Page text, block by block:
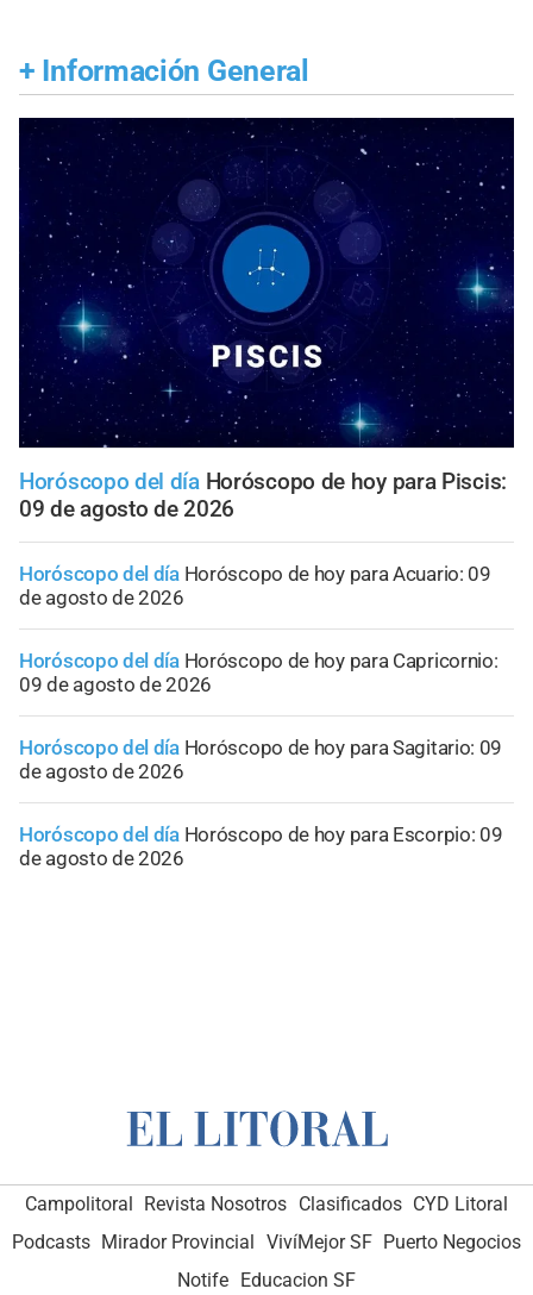
+ Información General
Horóscopo del día Horóscopo de hoy para Piscis:
09 de agosto de 2026
Horóscopo del día Horóscopo de hoy para Acuario: 09
de agosto de 2026
Horóscopo del día Horóscopo de hoy para Capricornio:
09 de agosto de 2026
Horóscopo del día Horóscopo de hoy para Sagitario: 09
de agosto de 2026
Horóscopo del día Horóscopo de hoy para Escorpio: 09
de agosto de 2026
Campolitoral Revista Nosotros Clasificados CYD Litoral
Podcasts Mirador Provincial VivíMejor SF Puerto Negocios
Notife Educacion SF